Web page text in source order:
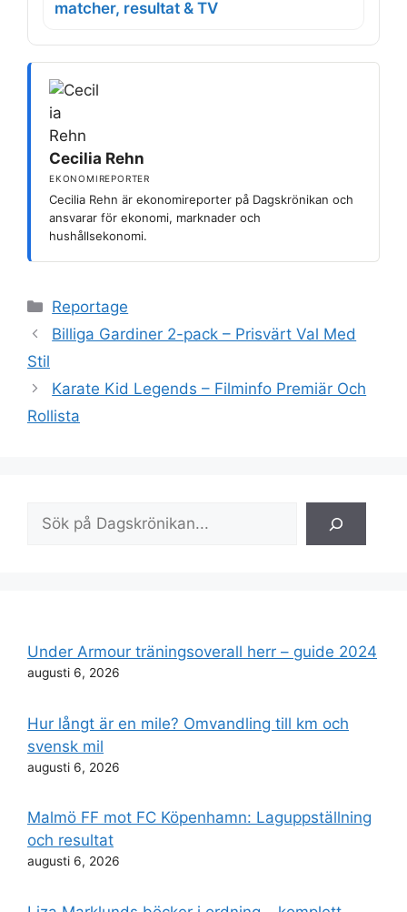
matcher, resultat & TV
Cecilia Rehn
EKONOMIREPORTER
Cecilia Rehn är ekonomireporter på Dagskrönikan och
ansvarar för ekonomi, marknader och
hushållsekonomi.
Kategorier
Reportage
Billiga Gardiner 2-pack – Prisvärt Val Med
Stil
Karate Kid Legends – Filminfo Premiär Och
Rollista
Sök
Under Armour träningsoverall herr – guide 2024
augusti 6, 2026
Hur långt är en mile? Omvandling till km och
svensk mil
augusti 6, 2026
Malmö FF mot FC Köpenhamn: Laguppställning
och resultat
augusti 6, 2026